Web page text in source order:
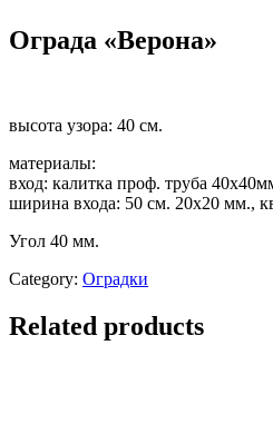
Ограда «Верона»
высота узора: 40 см.
материалы:
вход: калитка проф. труба
ширина входа: 50 см. 20х20 мм.,
Угол 40 мм.
Category: Оградки
Related products